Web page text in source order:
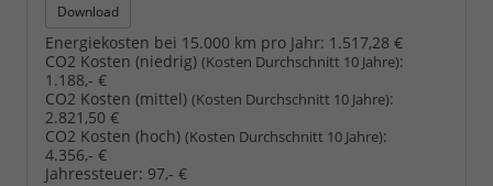
Download
Energiekosten bei 15.000 km pro Jahr: 1.517,28 €
CO2 Kosten (niedrig) (Kosten Durchschnitt 10 Jahre):
1.188,- €
CO2 Kosten (mittel) (Kosten Durchschnitt 10 Jahre):
2.821,50 €
CO2 Kosten (hoch) (Kosten Durchschnitt 10 Jahre):
4.356,- €
Jahressteuer: 97,- €